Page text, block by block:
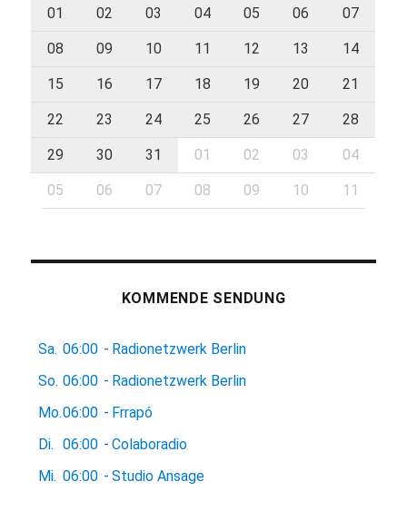
01 02 03 04 05 06 07
08 09 10 11 12 13 14
15 16 17 18 19 20 21
22 23 24 25 26 27 28
29 30 31 01 02 03 04
05 06 07 08 09 10 11
KOMMENDE SENDUNG
Sa. 06:00 - Radionetzwerk Berlin
So. 06:00 - Radionetzwerk Berlin
Mo.06:00 - Frrapó
Di.
06:00 - Colaboradio
Mi. 06:00 - Studio Ansage